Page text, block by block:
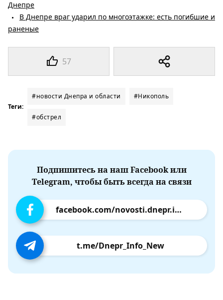
57
Днепре
В Днепре враг ударил по многоэтажке: есть погибшие и
раненые
Теги:
#новости Днепра и области #Никополь
#обстрел
Подпишитесь на наш Facebook или
Telegram, чтобы быть всегда на связи
facebook.com/novosti.dnepr.info
t.me/Dnepr_Info_New